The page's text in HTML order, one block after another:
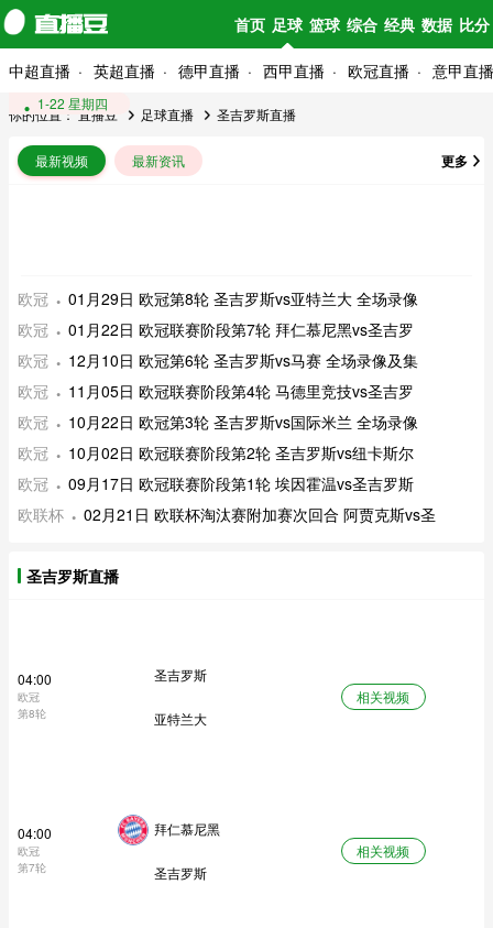
首页 足球 篮球 综合 经典 数据 比分
中超直播 英超直播 德甲直播 西甲直播 欧冠直播 意甲直播
你的位置：直播豆 足球直播 圣吉罗斯直播
更多
最新视频 最新资讯
欧冠
01月29日 欧冠第8轮 圣吉罗斯vs亚特兰大 全场录像
欧冠
01月22日 欧冠联赛阶段第7轮 拜仁慕尼黑vs圣吉罗
欧冠
12月10日 欧冠第6轮 圣吉罗斯vs马赛 全场录像及集
欧冠
11月05日 欧冠联赛阶段第4轮 马德里竞技vs圣吉罗
欧冠
10月22日 欧冠第3轮 圣吉罗斯vs国际米兰 全场录像
欧冠
10月02日 欧冠联赛阶段第2轮 圣吉罗斯vs纽卡斯尔
欧冠
09月17日 欧冠联赛阶段第1轮 埃因霍温vs圣吉罗斯
欧联杯
02月21日 欧联杯淘汰赛附加赛次回合 阿贾克斯vs圣
圣吉罗斯直播
1-29 星期四
04:00
欧冠
第8轮
圣吉罗斯
亚特兰大
相关视频
1-22 星期四
04:00
欧冠
第7轮
拜仁慕尼黑
圣吉罗斯
相关视频